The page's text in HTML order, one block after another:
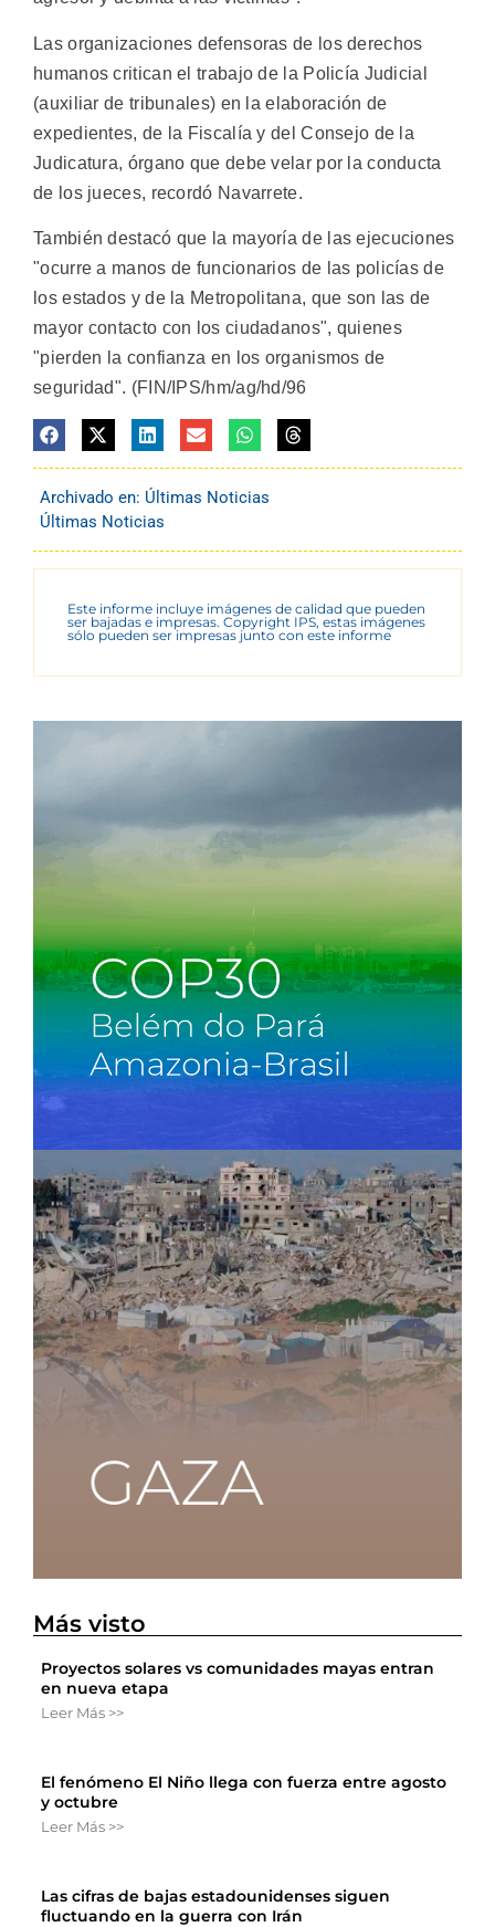
Las organizaciones defensoras de los derechos
humanos critican el trabajo de la Policía Judicial
(auxiliar de tribunales) en la elaboración de
expedientes, de la Fiscalía y del Consejo de la
Judicatura, órgano que debe velar por la conducta
de los jueces, recordó Navarrete.
También destacó que la mayoría de las ejecuciones
"ocurre a manos de funcionarios de las policías de
los estados y de la Metropolitana, que son las de
mayor contacto con los ciudadanos", quienes
"pierden la confianza en los organismos de
seguridad". (FIN/IPS/hm/ag/hd/96
Archivado en: Últimas Noticias
Últimas Noticias
Este informe incluye imágenes de calidad que pueden
ser bajadas e impresas. Copyright IPS, estas imágenes
sólo pueden ser impresas junto con este informe
Más visto
Proyectos solares vs comunidades mayas entran
en nueva etapa
Leer Más >>
El fenómeno El Niño llega con fuerza entre agosto
y octubre
Leer Más >>
Las cifras de bajas estadounidenses siguen
fluctuando en la guerra con Irán